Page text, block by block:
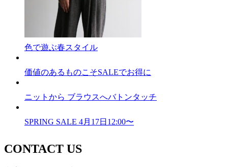
色で遊ぶ春スタイル
価値のあるものこそSALEでお得に
ニットから ブラウスへバトンタッチ
SPRING SALE 4月17日12:00〜
CONTACT US